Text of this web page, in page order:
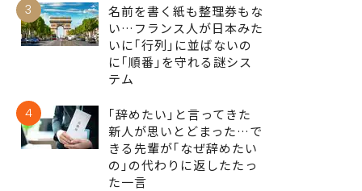
3
名前を書く紙も整理券もな
い…フランス人が日本みた
いに｢行列｣に並ばないの
に｢順番｣を守れる謎シス
テム
4
｢辞めたい｣と言ってきた
新人が思いとどまった…で
きる先輩が｢なぜ辞めたい
の｣の代わりに返したたっ
た一言